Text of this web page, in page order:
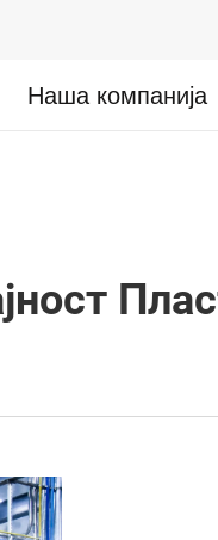
Наша компанија